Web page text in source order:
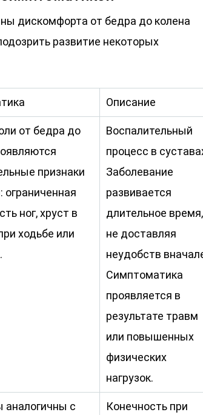
дискомфорта от бедра до колена
развитие некоторых
Описание
от бедра до
признаки
ограниченная
ног, хруст в
ходьбе или
Воспалительный
процесс в
Заболевание
развивается
длительное время,
не доставляя
неудобств
Симптоматика
проявляется в
результате травм
или повышенных
физических
нагрузок.
с
Конечность при